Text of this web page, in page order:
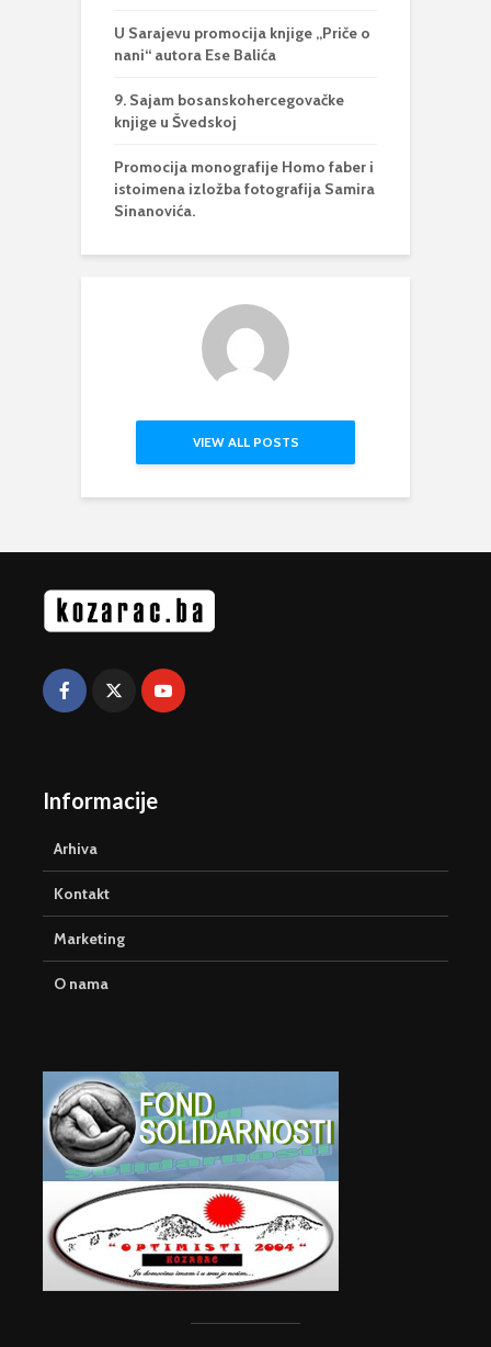
U Sarajevu promocija knjige „Priče o
nani“ autora Ese Balića
9. Sajam bosanskohercegovačke
knjige u Švedskoj
Promocija monografije Homo faber i
istoimena izložba fotografija Samira
Sinanovića.
VIEW ALL POSTS
Informacije
Arhiva
Kontakt
Marketing
O nama